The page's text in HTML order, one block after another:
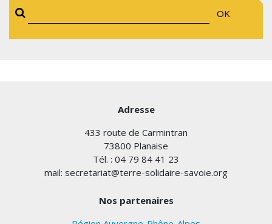
OK
Adresse
433 route de Carmintran
73800 Planaise
Tél. : 04 79 84 41 23
mail: secretariat@terre-solidaire-savoie.org
Nos partenaires